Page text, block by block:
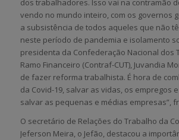
dos trabalhadores. Isso vai na contramão
vendo no mundo inteiro, com os governos
a subsistência de todos aqueles que não
neste período de pandemia e isolamento
presidenta da Confederação Nacional dos
Ramo Financeiro (Contraf-CUT), Juvandia
de fazer reforma trabalhista. É hora de
da Covid-19, salvar as vidas, os empregos
salvar as pequenas e médias empresas”,
O secretário de Relações do Trabalho da
Jeferson Meira, o Jefão, destacou a